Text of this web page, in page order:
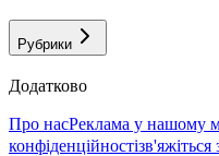
Рубрики
Додатково
Про насРеклама у нашому
конфіденційностізв'яжіться